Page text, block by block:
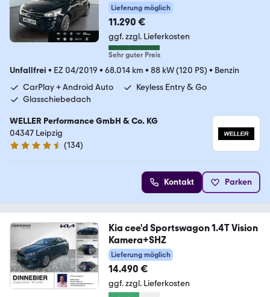
Lieferung möglich
11.290 €
ggf. zzgl. Lieferkosten
Sehr guter Preis
Unfallfrei • EZ 04/2019 • 68.014 km • 88 kW (120 PS) • Benzin
CarPlay + Android Auto
Keyless Entry & Go
Glasschiebedach
WELLER Performance GmbH & Co. KG
04347 Leipzig
4.7 Sterne
(134)
Kontakt Parken
Kia cee'd Sportswagon 1.4T Vision
Kamera+SHZ
Lieferung möglich
14.490 €
ggf. zzgl. Lieferkosten